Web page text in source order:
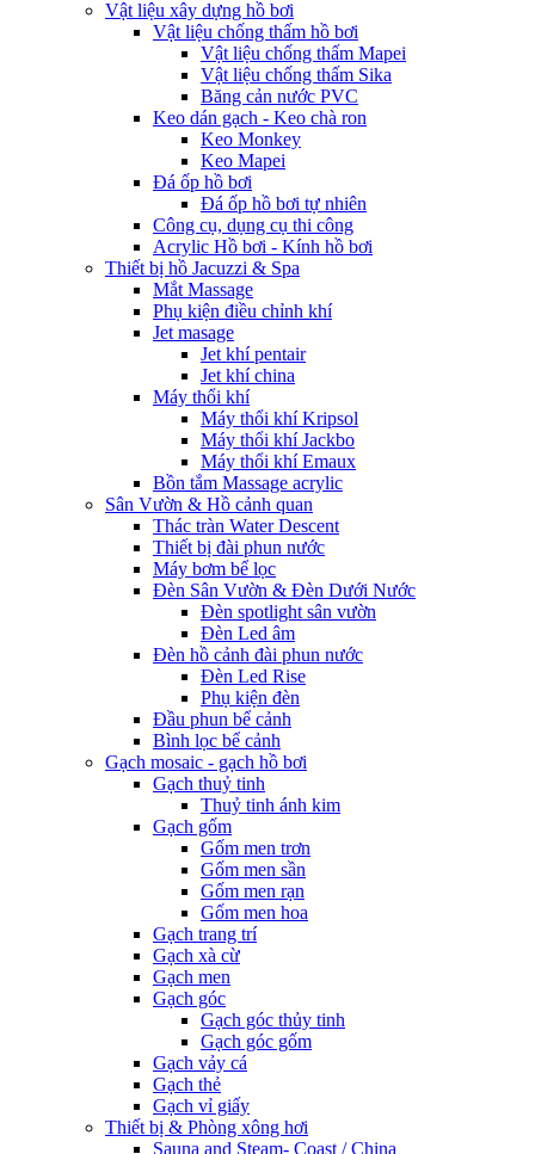
Vật liệu xây dựng hồ bơi
Vật liệu chống thấm hồ bơi
Vật liệu chống thấm Mapei
Vật liệu chống thấm Sika
Băng cản nước PVC
Keo dán gạch - Keo chà ron
Keo Monkey
Keo Mapei
Đá ốp hồ bơi
Đá ốp hồ bơi tự nhiên
Công cụ, dụng cụ thi công
Acrylic Hồ bơi - Kính hồ bơi
Thiết bị hồ Jacuzzi & Spa
Mắt Massage
Phụ kiện điều chỉnh khí
Jet masage
Jet khí pentair
Jet khí china
Máy thổi khí
Máy thổi khí Kripsol
Máy thổi khí Jackbo
Máy thổi khí Emaux
Bồn tắm Massage acrylic
Sân Vườn & Hồ cảnh quan
Thác tràn Water Descent
Thiết bị đài phun nước
Máy bơm bể lọc
Đèn Sân Vườn & Đèn Dưới Nước
Đèn spotlight sân vườn
Đèn Led âm
Đèn hồ cảnh đài phun nước
Đèn Led Rise
Phụ kiện đèn
Đầu phun bể cảnh
Bình lọc bể cảnh
Gạch mosaic - gạch hồ bơi
Gạch thuỷ tinh
Thuỷ tinh ánh kim
Gạch gốm
Gốm men trơn
Gốm men sần
Gốm men rạn
Gốm men hoa
Gạch trang trí
Gạch xà cừ
Gạch men
Gạch góc
Gạch góc thủy tinh
Gạch góc gốm
Gạch vảy cá
Gạch thẻ
Gạch vỉ giấy
Thiết bị & Phòng xông hơi
Sauna and Steam- Coast / China